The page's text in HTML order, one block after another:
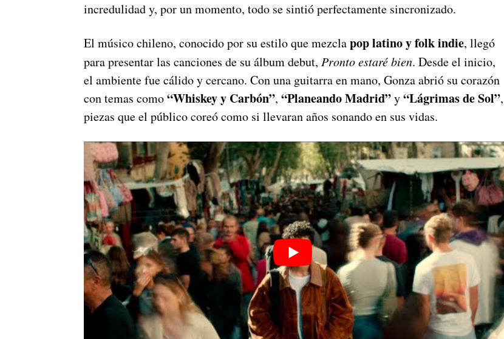
incredulidad y, por un momento, todo se sintió perfectamente sincronizado.
El músico chileno, conocido por su estilo que mezclapop latino y folk indie, llegó
para presentar las canciones de su álbum debut, Pronto estaré bien. Desde el inicio,
el ambiente fue cálido y cercano. Con una guitarra en mano, Gonza abrió su corazón
con temas como“Whiskey y Carbón”, “Planeando Madrid”y“Lágrimas de Sol”,
piezas que el público coreó como si llevaran años sonando en sus vidas.